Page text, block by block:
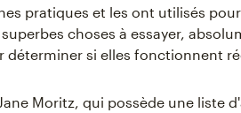
pratiques et les ont utilisés
choses à essayer,
déterminer si elles fonctionnent
Moritz, qui possède une liste